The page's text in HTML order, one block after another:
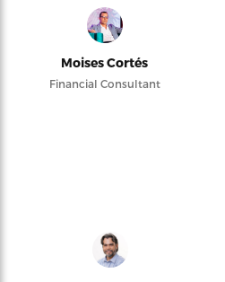
Moises Cortés
Financial Consultant